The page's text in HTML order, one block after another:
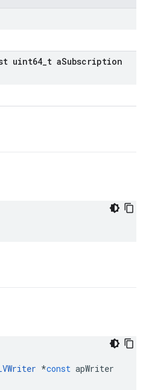
uint64 t aSubscription
*const apWriter